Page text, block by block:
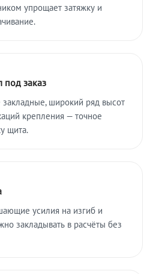
упрощает затяжку и
заказ
широкий ряд высот
крепления — точное
щита.
усилия на изгиб и
закладывать в расчёты без